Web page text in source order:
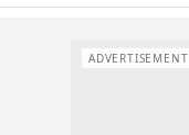
ADVERTISEMENT